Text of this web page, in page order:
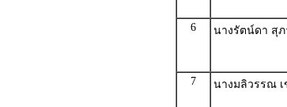
6 นางรัตน์ดา สุภ
7 นางมลิวรรณ เ